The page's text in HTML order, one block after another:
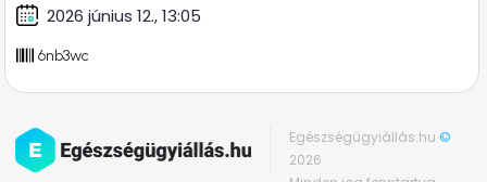
2026 június 12., 13:05
6nb3wc
Egészségügyiállás.hu©
2026